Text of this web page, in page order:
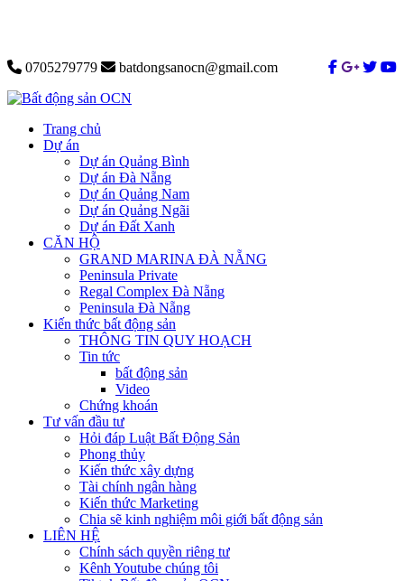
0705279779 batdongsanocn@gmail.com
Trang chủ
Dự án
Dự án Quảng Bình
Dự án Đà Nẵng
Dự án Quảng Nam
Dự án Quảng Ngãi
Dự án Đất Xanh
CĂN HỘ
GRAND MARINA ĐÀ NẴNG
Peninsula Private
Regal Complex Đà Nẵng
Peninsula Đà Nẵng
Kiến thức bất động sản
THÔNG TIN QUY HOẠCH
Tin tức
bất động sản
Video
Chứng khoán
Tư vấn đầu tư
Hỏi đáp Luật Bất Động Sản
Phong thủy
Kiến thức xây dựng
Tài chính ngân hàng
Kiến thức Marketing
Chia sẽ kinh nghiệm môi giới bất động sản
LIÊN HỆ
Chính sách quyền riêng tư
Kênh Youtube chúng tôi